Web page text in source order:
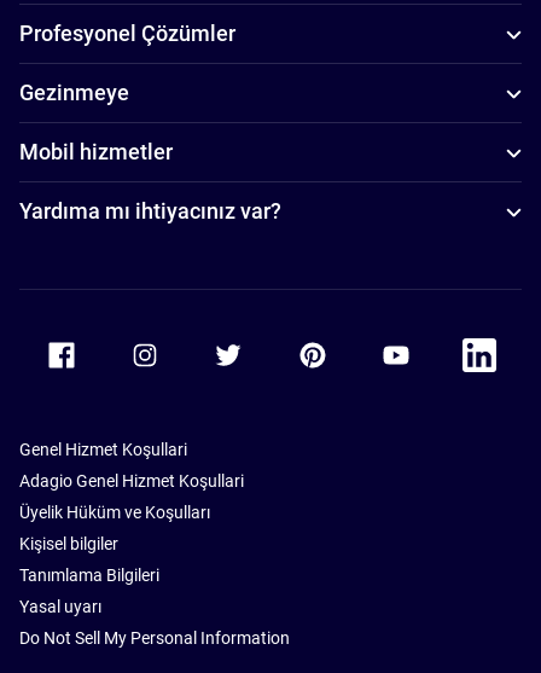
Profesyonel Çözümler
Gezinmeye
Mobil hizmetler
Yardıma mı ihtiyacınız var?
Accor Facebook Accor TwitterAccor PinterestAccor Youtube
Accor
Genel Hizmet Koşullari
Adagio Genel Hizmet Koşullari
Üyelik Hüküm ve Koşulları
Kişisel bilgiler
Tanımlama Bilgileri
Yasal uyarı
Do Not Sell My Personal Information